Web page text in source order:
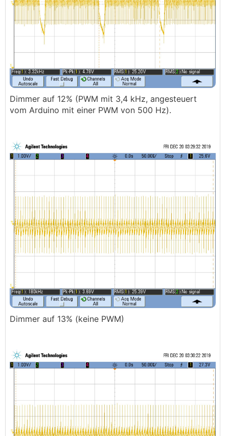
Dimmer auf 12% (PWM mit 3,4 kHz, angesteuert
vom Arduino mit einer PWM von 500 Hz).
Dimmer auf 13% (keine PWM)